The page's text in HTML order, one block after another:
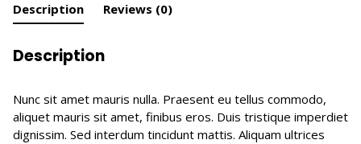
Description Reviews (0)
Description
Nunc sit amet mauris nulla. Praesent eu tellus commodo,
aliquet mauris sit amet, finibus eros. Duis tristique imperdiet
dignissim. Sed interdum tincidunt mattis. Aliquam ultrices